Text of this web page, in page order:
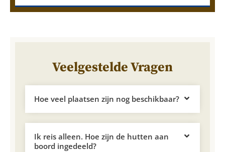
Veelgestelde Vragen
Hoe veel plaatsen zijn nog beschikbaar?
Ik reis alleen. Hoe zijn de hutten aan
boord ingedeeld?